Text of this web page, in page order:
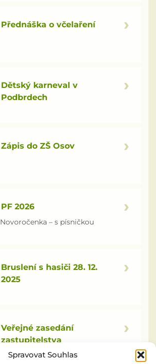
Spravovat Souhlas
Přednáška o včelaření
Dětský karneval v
Podbrdech
Zápis do ZŠ Osov
PF 2026
Novoročenka – s písničkou
Bruslení s hasiči 28. 12.
2025
Veřejné zasedání
zastupitelstva
Pozvánka Na veřejné zasedání